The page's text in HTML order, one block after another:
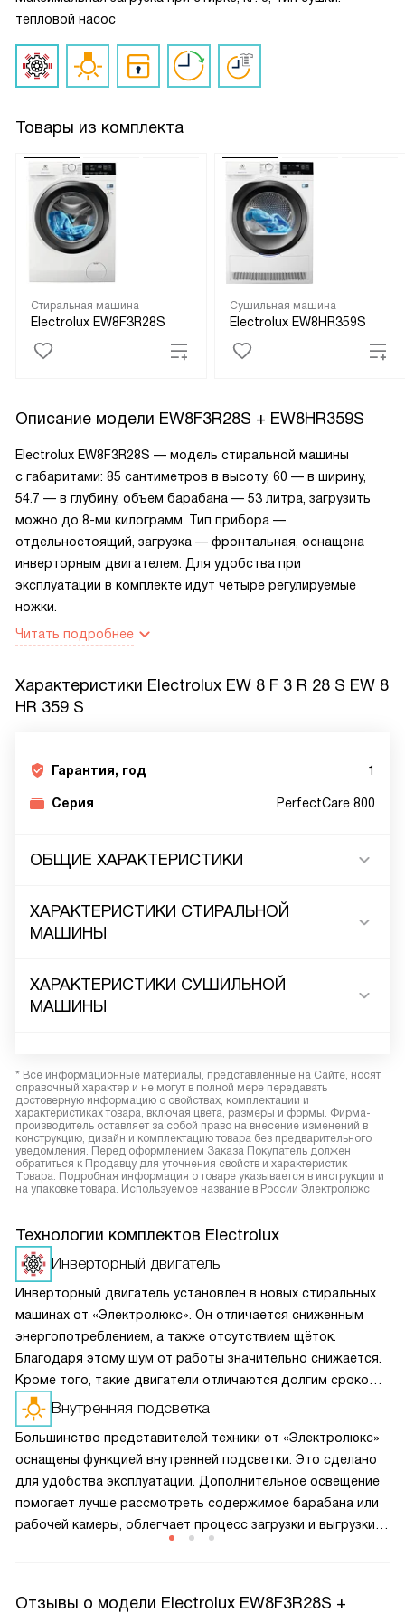
тепловой насос
Товары из комплекта
Стиральная машина
Electrolux EW8F3R28S
Сушильная машина
Electrolux EW8HR359S
Описание модели EW8F3R28S + EW8HR359S
Electrolux EW8F3R28S — модель стиральной машины
с габаритами: 85 сантиметров в высоту, 60 — в ширину,
54.7 — в глубину, объем барабана — 53 литра, загрузить
можно до 8-ми килограмм. Тип прибора —
отдельностоящий, загрузка — фронтальная, оснащена
инверторным двигателем. Для удобства при
эксплуатации в комплекте идут четыре регулируемые
ножки.
Читать подробнее
Характеристики Electrolux EW 8 F 3 R 28 S EW 8
HR 359 S
Гарантия, год 1
Серия PerfectCare 800
ОБЩИЕ ХАРАКТЕРИСТИКИ
ХАРАКТЕРИСТИКИ СТИРАЛЬНОЙ
МАШИНЫ
ХАРАКТЕРИСТИКИ СУШИЛЬНОЙ
МАШИНЫ
* Все информационные материалы, представленные на Сайте, носят
справочный характер и не могут в полной мере передавать
достоверную информацию о свойствах, комплектации и
характеристиках товара, включая цвета, размеры и формы. Фирма-
производитель оставляет за собой право на внесение изменений в
конструкцию, дизайн и комплектацию товара без предварительного
уведомления. Перед оформлением Заказа Покупатель должен
обратиться к Продавцу для уточнения свойств и характеристик
Товара. Подробная информация о товаре указывается в инструкции и
на упаковке товара. Используемое название в России Электролюкс
Технологии комплектов Electrolux
Инверторный двигатель
Инверторный двигатель установлен в новых стиральных
машинах от «Электролюкс». Он отличается сниженным
энергопотреблением, а также отсутствием щёток.
Благодаря этому шум от работы значительно снижается.
Кроме того, такие двигатели отличаются долгим сроком
службы и высокой износостойкостью. Поэтому техника
прослужит намного дольше.
Внутренняя подсветка
Большинство представителей техники от «Электролюкс»
оснащены функцией внутренней подсветки. Это сделано
для удобства эксплуатации. Дополнительное освещение
помогает лучше рассмотреть содержимое барабана или
рабочей камеры, облегчает процесс загрузки и выгрузки.
Отзывы о модели Electrolux EW8F3R28S +